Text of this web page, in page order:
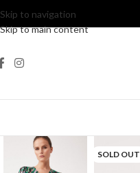
Skip to navigation
Skip to main content
SOLD OUT